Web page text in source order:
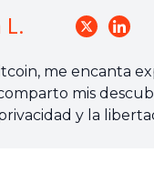
L.
me encanta
mis
y la